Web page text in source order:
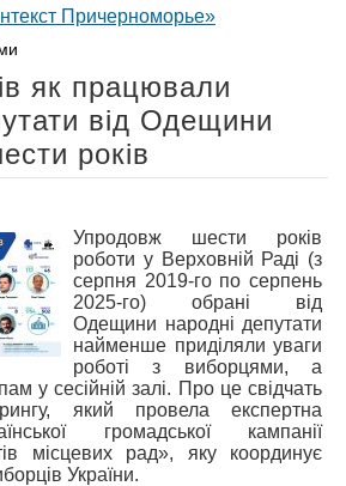
як працювали
від Одещини
років
Упродовж шести років
роботи у Верховній Раді (з
серпня 2019-го по серпень
2025-го) обрані від
Одещини народні депутати
найменше приділяли уваги
роботі з виборцями, а
у сесійній залі. Про це свідчать
який провела експертна
громадської кампанії
місцевих рад», яку координує
України.